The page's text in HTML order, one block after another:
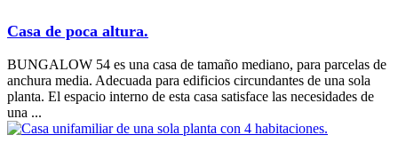
Casa de poca altura.
BUNGALOW 54 es una casa de tamaño mediano, para parcelas de
anchura media. Adecuada para edificios circundantes de una sola
planta. El espacio interno de esta casa satisface las necesidades de
una ...